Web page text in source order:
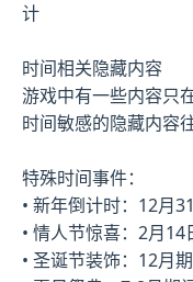
计
时间相关隐藏内容
游戏中有一些内容只
时间敏感的隐藏内容
特殊时间事件：
• 新年倒计时：12月
• 情人节惊喜：2月
• 圣诞节装饰：12月